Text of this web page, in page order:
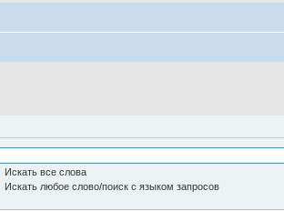
Искать все слова
Искать любое слово/поиск с языком запросов